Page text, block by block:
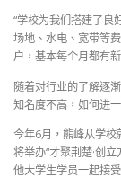
“学校为我们搭建了良
场地、水电、宽带等
户，基本每个月都有
随着对行业的了解逐
知名度不高，如何进
今年6月，熊峰从学
将举办“才聚荆楚·创
他大学生学员一起接